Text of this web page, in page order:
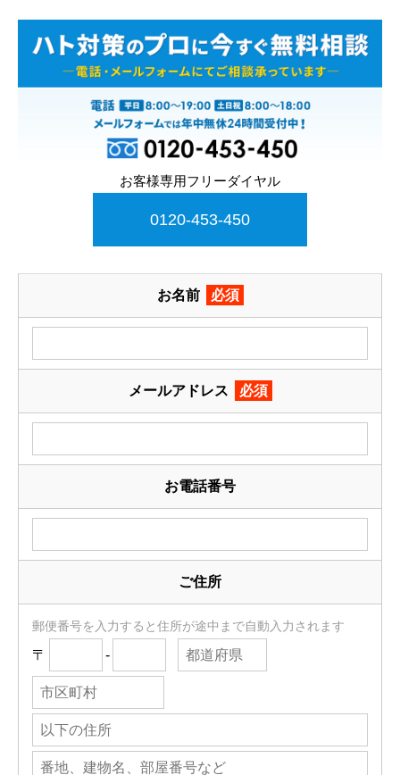
お客様専用フリーダイヤル
0120-453-450
お名前 必須
メールアドレス 必須
お電話番号
ご住所
郵便番号を入力すると住所が途中まで自動入力されます
〒 -